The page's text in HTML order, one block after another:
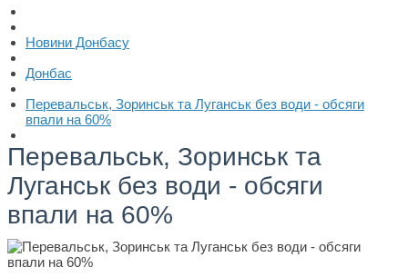
Новини Донбасу
Донбас
Перевальськ, Зоринськ та Луганськ без води - обсяги
впали на 60%
Перевальськ, Зоринськ та
Луганськ без води - обсяги
впали на 60%